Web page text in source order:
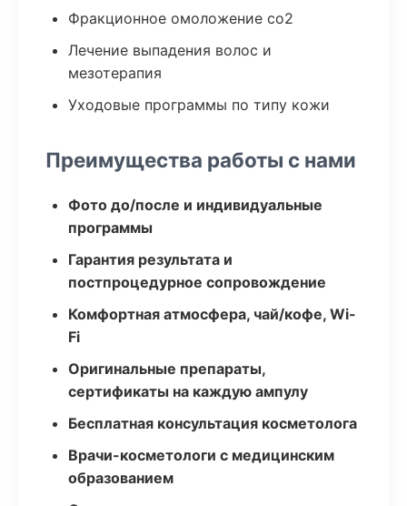
Фракционное омоложение co2
Лечение выпадения волос и
мезотерапия
Уходовые программы по типу кожи
Преимущества работы с нами
Фото до/после и индивидуальные
программы
Гарантия результата и
постпроцедурное сопровождение
Комфортная атмосфера, чай/кофе, Wi-
Fi
Оригинальные препараты,
сертификаты на каждую ампулу
Бесплатная консультация косметолога
Врачи-косметологи с медицинским
образованием